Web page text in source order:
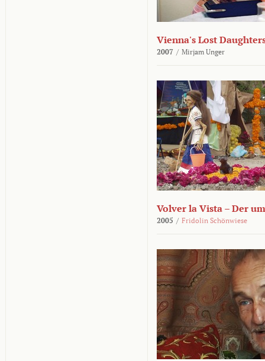
Vienna's Lost
2007 / Mirjam Unger
Volver la Vista – Der
2005 / Fridolin Schönwiese